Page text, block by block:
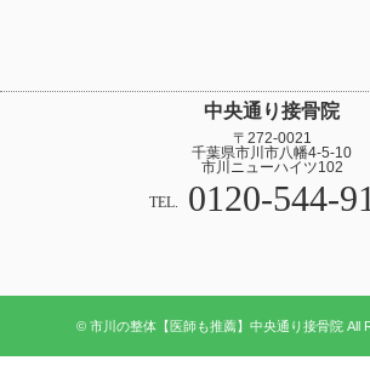
中央通り接骨院
〒272-0021
千葉県市川市八幡4-5-10
市川ニューハイツ102
TEL. 0120-544-
© 市川の整体【医師も推薦】中央通り接骨院 All